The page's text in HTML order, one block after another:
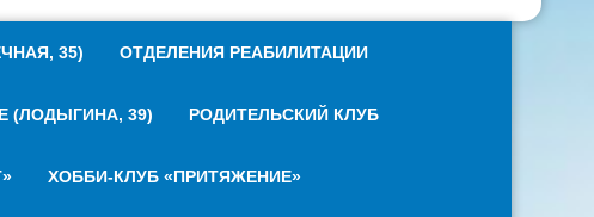
35) ОТДЕЛЕНИЯ РЕАБИЛИТАЦИИ
(ЛОДЫГИНА, 39) РОДИТЕЛЬСКИЙ КЛУБ
ХОББИ-КЛУБ «ПРИТЯЖЕНИЕ»